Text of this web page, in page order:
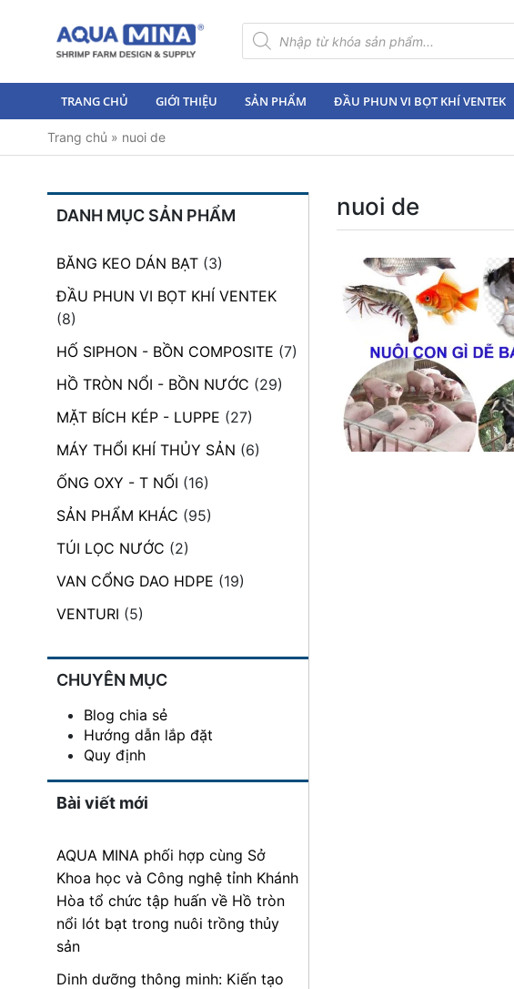
Tìm
kiếm
sản
TRANG CHỦ GIỚI THIỆU SẢN PHẨM ĐẦU PHUN VI BỌT KHÍ VENTEK
Trang chủ » nuoi de
DANH MỤC SẢN PHẨM
BĂNG KEO DÁN BẠT (3)
ĐẦU PHUN VI BỌT KHÍ VENTEK
(8)
HỐ SIPHON - BỒN COMPOSITE (7)
HỒ TRÒN NỔI - BỒN NƯỚC (29)
MẶT BÍCH KÉP - LUPPE (27)
MÁY THỔI KHÍ THỦY SẢN (6)
ỐNG OXY - T NỐI (16)
SẢN PHẨM KHÁC (95)
TÚI LỌC NƯỚC (2)
VAN CỔNG DAO HDPE (19)
VENTURI (5)
CHUYÊN MỤC
Blog chia sẻ
Hướng dẫn lắp đặt
Quy định
Bài viết mới
AQUA MINA phối hợp cùng Sở
Khoa học và Công nghệ tỉnh Khánh
Hòa tổ chức tập huấn về Hồ tròn
nổi lót bạt trong nuôi trồng thủy
sản
Dinh dưỡng thông minh: Kiến tạo
nuoi de